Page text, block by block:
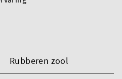
Rubberen zool